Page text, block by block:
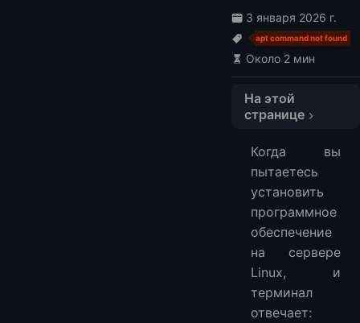
3 января 2026 г.
apt command not found
Около 2 мин
На этой
странице
Когда вы
пытаетесь
установить
программное
обеспечение
на сервере
Linux, и
терминал
отвечает: